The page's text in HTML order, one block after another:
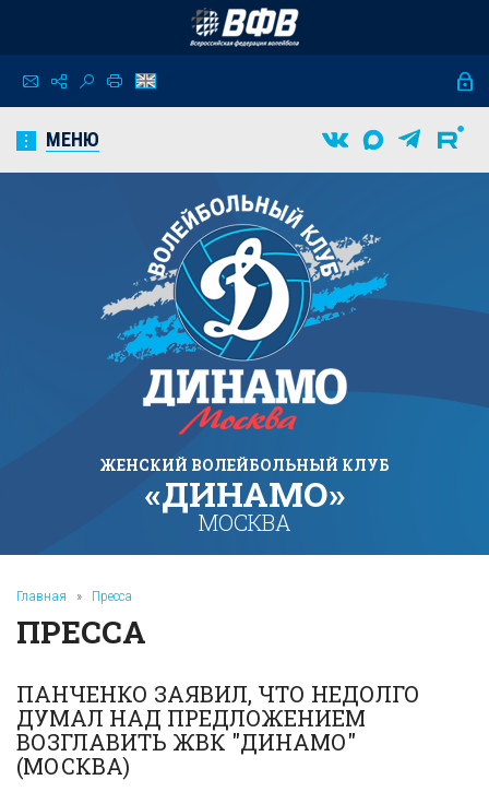
МЕНЮ
ЖЕНСКИЙ ВОЛЕЙБОЛЬНЫЙ КЛУБ
«ДИНАМО»
МОСКВА
Главная » Пресса
ПРЕССА
ПАНЧЕНКО ЗАЯВИЛ, ЧТО НЕДОЛГО
ДУМАЛ НАД ПРЕДЛОЖЕНИЕМ
ВОЗГЛАВИТЬ ЖВК "ДИНАМО"
(МОСКВА)